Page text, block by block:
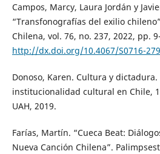
Campos, Marcy, Laura Jordán y
“Transfonografías del exilio
Chilena, vol. 76, no. 237, 2022, pp.
http://dx.doi.org/10.4067/S0716-
Donoso, Karen. Cultura y
institucionalidad cultural en Chile,
UAH, 2019.
Farías, Martín. “Cueca Beat:
Nueva Canción Chilena”.